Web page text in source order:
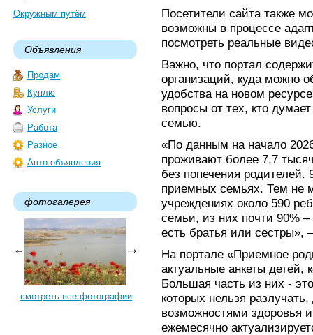
Окружным путём
Объявления
Продам
Куплю
Услуги
Работа
Разное
Авто-объявления
фотогалерея
смотреть все фотографии
Посетители сайта также
возможны в процессе
посмотреть реальные
Важно, что портал
организаций, куда можно
удобства на новом
вопросы от тех, кто
семью.
«По данным на начало
проживают более 7,7
без попечения родителей.
приемных семьях. Тем не
учреждениях около 590
семьи, из них почти 90% –
есть братья или
На портале «Приемное
актуальные анкеты детей,
Большая часть из них -
которых нельзя
возможностями здоровья
ежемесячно